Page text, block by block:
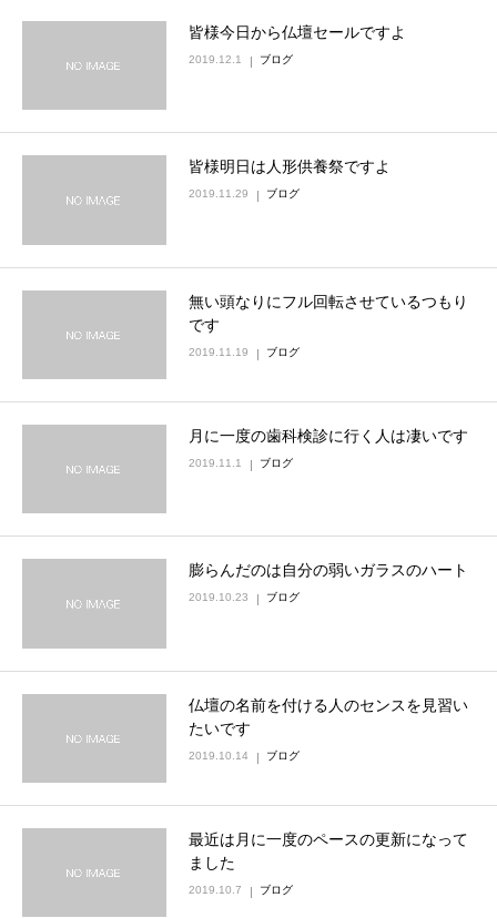
皆様今日から仏壇セールですよ
2019.12.1 ブログ
皆様明日は人形供養祭ですよ
2019.11.29 ブログ
無い頭なりにフル回転させているつもり
です
2019.11.19 ブログ
月に一度の歯科検診に行く人は凄いです
2019.11.1 ブログ
膨らんだのは自分の弱いガラスのハート
2019.10.23 ブログ
仏壇の名前を付ける人のセンスを見習い
たいです
2019.10.14 ブログ
最近は月に一度のペースの更新になって
ました
2019.10.7 ブログ